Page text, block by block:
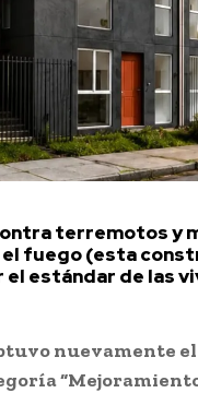
terremotos y
el fuego (esta
el estándar de las
nuevamente